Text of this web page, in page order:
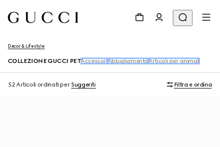
Décor & Lifestyle
COLLEZIONE GUCCI PET Accessori Abbigliamento Articoli per animali
52 Articoli ordinati perSuggeriti Filtra e ordina